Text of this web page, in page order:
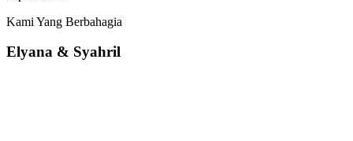
Kami Yang Berbahagia
Elyana & Syahril